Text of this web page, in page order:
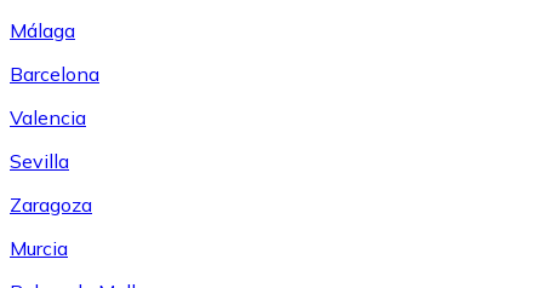
Málaga
Barcelona
Valencia
Sevilla
Zaragoza
Murcia